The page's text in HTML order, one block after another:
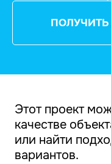
Этот проект
качестве
или найти
вариантов.